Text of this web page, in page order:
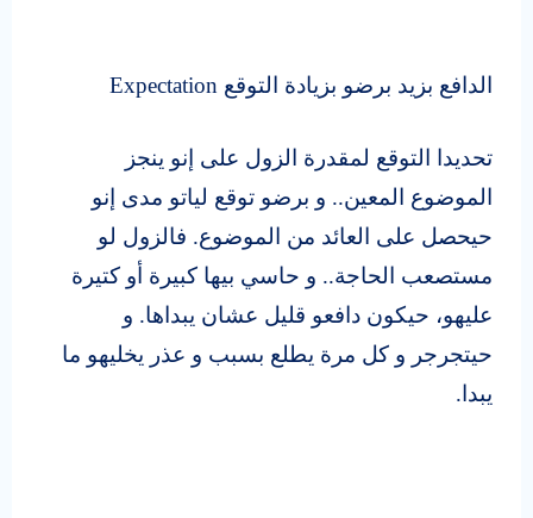
الدافع بزيد برضو بزيادة التوقع Expectation
تحديدا التوقع لمقدرة الزول على إنو ينجز
الموضوع المعين.. و برضو توقع لياتو مدى إنو
حيحصل على العائد من الموضوع. فالزول لو
مستصعب الحاجة.. و حاسي بيها كبيرة أو كتيرة
عليهو، حيكون دافعو قليل عشان يبداها. و
حيتجرجر و كل مرة يطلع بسبب و عذر يخليهو ما
يبدا.